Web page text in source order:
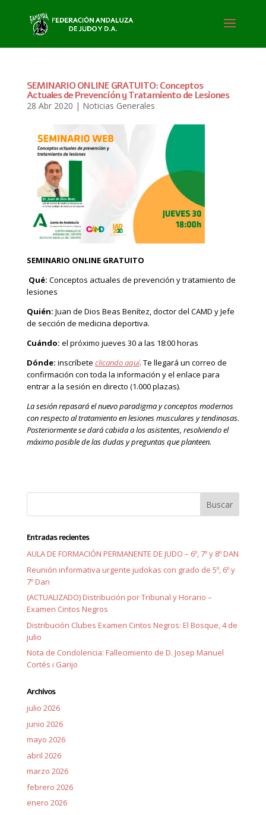
SEMINARIO ONLINE GRATUITO: Conceptos
Actuales de Prevención y Tratamiento de Lesiones
28 Abr 2020 | Noticias Generales
SEMINARIO ONLINE GRATUITO
Qué: Conceptos actuales de prevención y tratamiento de
lesiones
Quién: Juan de Dios Beas Benítez, doctor del CAMD y Jefe
de sección de medicina deportiva.
Cuándo: el próximo jueves 30 a las 18:00 horas
Dónde: inscríbete clicando aquí. Te llegará un correo de
confirmación con toda la información y el enlace para
entrar a la sesión en directo (1.000 plazas).
La sesión repasará el nuevo paradigma y conceptos modernos
con respecto al tratamiento en lesiones musculares y tendinosas.
Posteriormente se dará cabida a los asistentes, resolviendo el
máximo posible de las dudas y preguntas que planteen.
Entradas recientes
AULA DE FORMACIÓN PERMANENTE DE JUDO – 6º, 7º y 8º DAN
Reunión informativa urgente judokas con grado de 5º, 6º y
7º Dan
(ACTUALIZADO) Distribución por Tribunal y Horario –
Examen Cintos Negros
Distribución Clubes Examen Cintos Negros: El Bosque, 4 de
julio
Nota de Condolencia: Fallecimiento de D. Josep Manuel
Cortés i Garijo
Archivos
julio 2026
junio 2026
mayo 2026
abril 2026
marzo 2026
febrero 2026
enero 2026